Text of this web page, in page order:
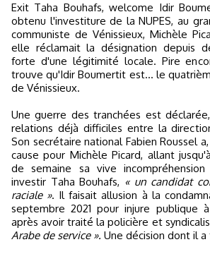
Exit Taha Bouhafs, welcome Idir Boumertit. C'est lui qui a
obtenu l'investiture de la NUPES, au
communiste de Vénissieux, Michèle
elle réclamait la désignation depuis
forte d'une légitimité locale. Pire
trouve qu'Idir Boumertit est... le
de Vénissieux.
Une guerre des tranchées est
relations déjà difficiles entre la
Son secrétaire national Fabien Roussel
cause pour Michèle Picard, allant
de semaine sa vive
investir Taha Bouhafs, « un candidat
raciale ». Il faisait allusion à la
septembre 2021 pour injure publique
après avoir traité la policière et
Arabe de service ». Une décision dont il